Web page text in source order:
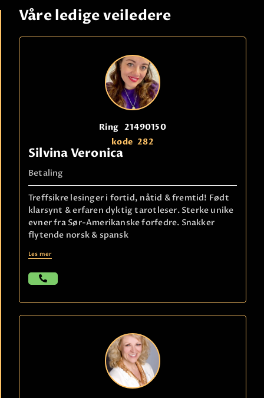
Våre ledige veiledere
Ring 21490150
kode 282
Silvina Veronica
Betaling
Treffsikre lesinger i fortid, nåtid & fremtid! Født
klarsynt & erfaren dyktig tarotleser. Sterke unike
evner fra Sør-Amerikanske forfedre. Snakker
flytende norsk & spansk
Les mer